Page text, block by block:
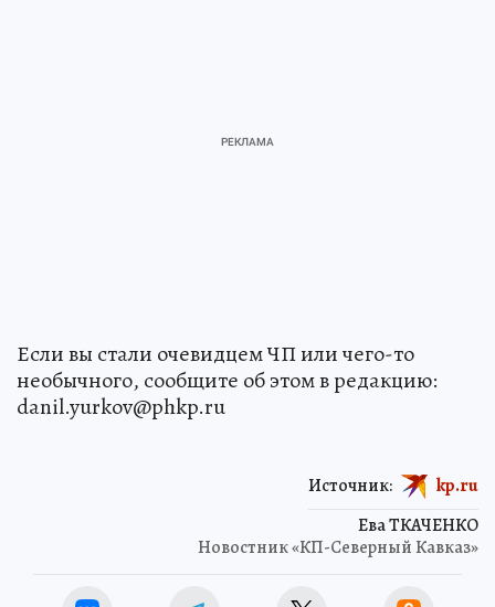
Если вы стали очевидцем ЧП или чего-то
необычного, сообщите об этом в редакцию:
danil.yurkov@phkp.ru
Ева ТКАЧЕНКО
Новостник «КП-Северный Кавказ»
Источник: kp.ru